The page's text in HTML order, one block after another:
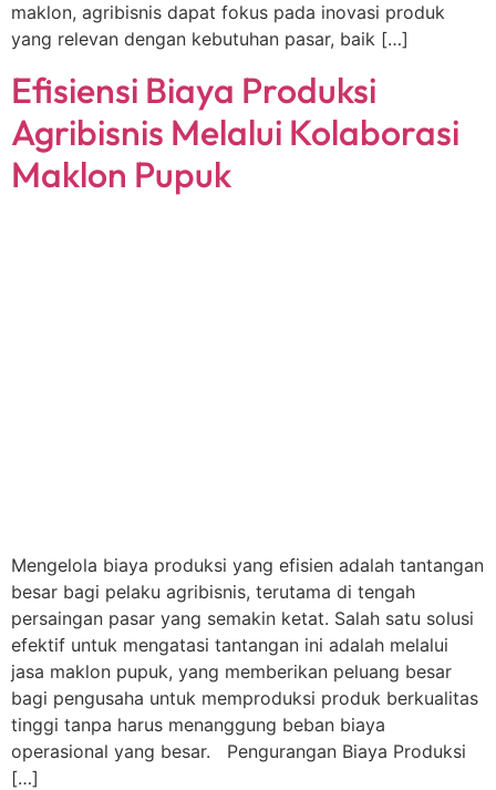
maklon, agribisnis dapat fokus pada inovasi produk
yang relevan dengan kebutuhan pasar, baik […]
Efisiensi Biaya Produksi
Agribisnis Melalui Kolaborasi
Maklon Pupuk
Mengelola biaya produksi yang efisien adalah tantangan
besar bagi pelaku agribisnis, terutama di tengah
persaingan pasar yang semakin ketat. Salah satu solusi
efektif untuk mengatasi tantangan ini adalah melalui
jasa maklon pupuk, yang memberikan peluang besar
bagi pengusaha untuk memproduksi produk berkualitas
tinggi tanpa harus menanggung beban biaya
operasional yang besar. Pengurangan Biaya Produksi
[…]